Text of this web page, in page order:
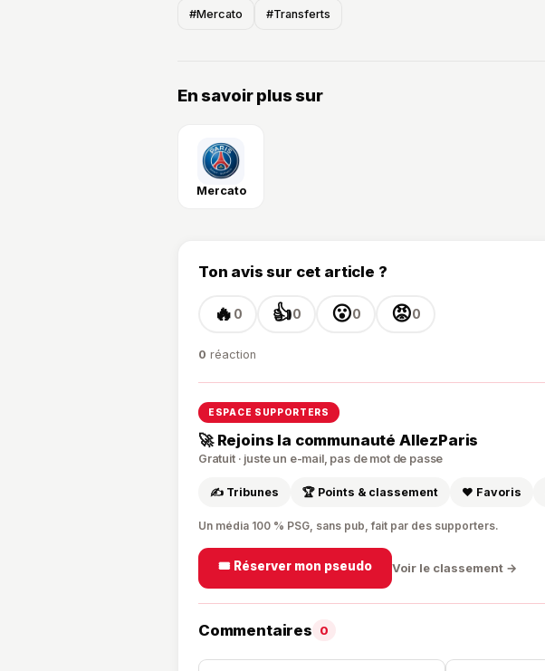
#Mercato #Transferts
En savoir plus sur
Mercato
Ton avis sur cet article ?
🔥 0 👍0 😮0 😡0
0 réaction
ESPACE SUPPORTERS
🚀 Rejoins la communauté AllezParis
Gratuit · juste un e-mail, pas de mot de passe
✍️ Tribunes 🏆 Points & classement ❤️ Favoris
Un média 100 % PSG, sans pub, fait par des supporters.
🎟️ Réserver mon pseudo Voir le classement →
Commentaires 0